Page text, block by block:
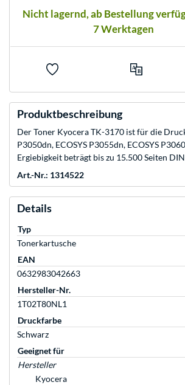
Nicht lagernd, ab Bestellung
7 Werktagen
Produktbeschreibung
Der Toner Kyocera TK-3170 ist für die
P3050dn, ECOSYS P3055dn, ECOSYS
Ergiebigkeit beträgt bis zu 15.500 Seiten
Art.-Nr.: 1314522
Details
Typ
Tonerkartusche
EAN
0632983042663
Hersteller-Nr.
1T02T80NL1
Druckfarbe
Schwarz
Geeignet für
Hersteller
Kyocera